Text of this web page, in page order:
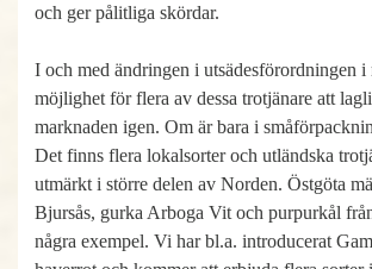
och ger pålitliga skördar.
I och med ändringen i utsädesförordningen i
möjlighet för flera av dessa trotjänare att
marknaden igen. Om är bara i
Det finns flera lokalsorter och utländska
utmärkt i större delen av Norden. Östgöta
Bjursås, gurka Arboga Vit och purpurkål
några exempel. Vi har bl.a. introducerat